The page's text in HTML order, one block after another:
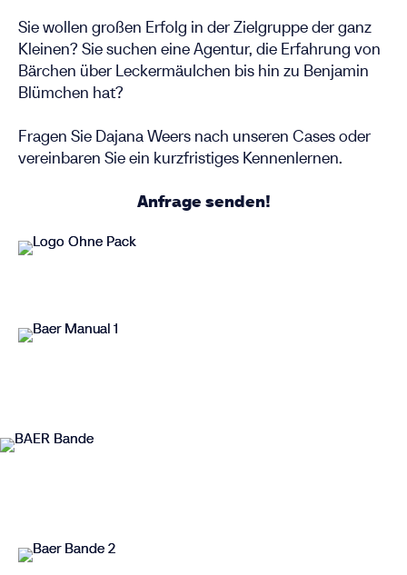
Sie wollen großen Erfolg in der Zielgruppe der ganz
Kleinen? Sie suchen eine Agentur, die Erfahrung von
Bärchen über Leckermäulchen bis hin zu Benjamin
Blümchen hat?
Fragen Sie Dajana Weers nach unseren Cases oder
vereinbaren Sie ein kurzfristiges Kennenlernen.
Anfrage senden!